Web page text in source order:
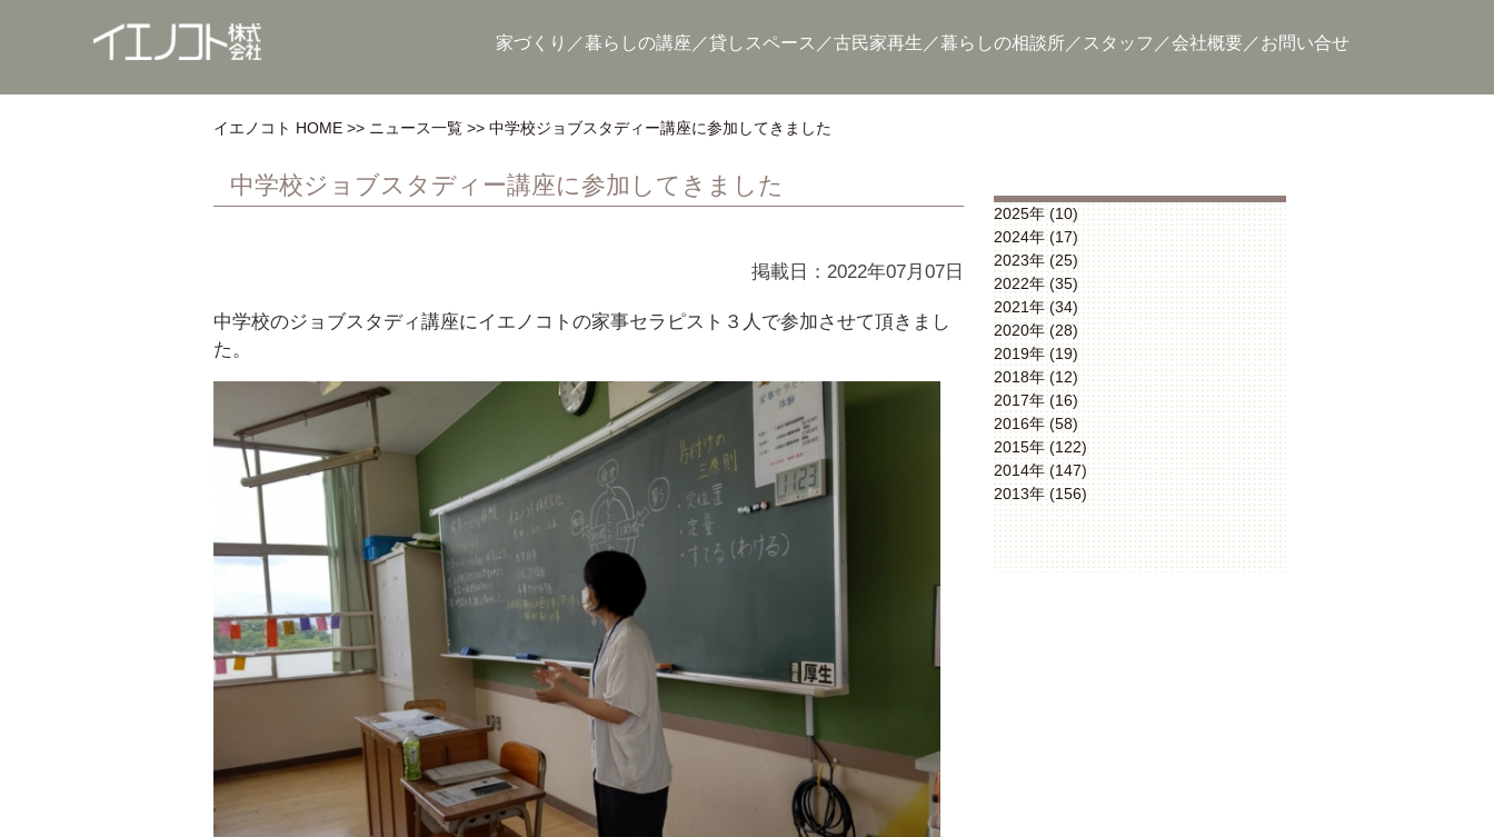
家づくり 暮らしの講座 貸しスペース 古民家再生 暮らしの相談所 スタッフ 会社概要 お問い合せ
イエノコト HOME ニュース一覧 中学校ジョブスタディー講座に参加してきました
中学校ジョブスタディー講座に参加してきました
掲載日：2022年07月07日
中学校のジョブスタディ講座にイエノコトの家事セラピスト３人で参加させて頂きまし
た。
2025年 (10)
2024年 (17)
2023年 (25)
2022年 (35)
2021年 (34)
2020年 (28)
2019年 (19)
2018年 (12)
2017年 (16)
2016年 (58)
2015年 (122)
2014年 (147)
2013年 (156)